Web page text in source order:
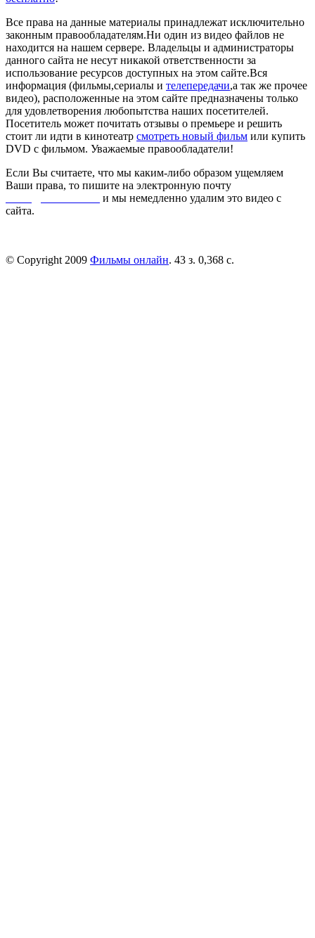
Все права на данные материалы принадлежат исключительно
законным правообладателям.Ни один из видео файлов не
находится на нашем сервере. Владельцы и администраторы
данного сайта не несут никакой ответственности за
использование ресурсов доступных на этом сайте.Вся
информация (фильмы,сериалы и телепередачи,а так же прочее
видео), расположенные на этом сайте предназначены только
для удовлетворения любопытства наших посетителей.
Посетитель может почитать отзывы о премьере и решить
стоит ли идти в кинотеатр смотреть новый фильм или купить
DVD с фильмом. Уважаемые правообладатели!
Если Вы считаете, что мы каким-либо образом ущемляем
Ваши права, то пишите на электронную почту
и мы немедленно удалим это видео с
сайта.
© Copyright 2009 Фильмы онлайн. 43 з. 0,368 с.